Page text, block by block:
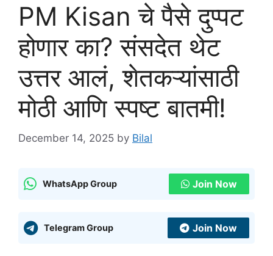
PM Kisan चे पैसे दुप्पट
होणार का? संसदेत थेट
उत्तर आलं, शेतकऱ्यांसाठी
मोठी आणि स्पष्ट बातमी!
December 14, 2025 by Bilal
WhatsApp Group Join Now
Telegram Group Join Now